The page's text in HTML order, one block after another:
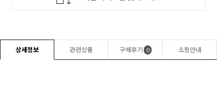
상세정보 관련상품 구매후기 0 쇼핑안내